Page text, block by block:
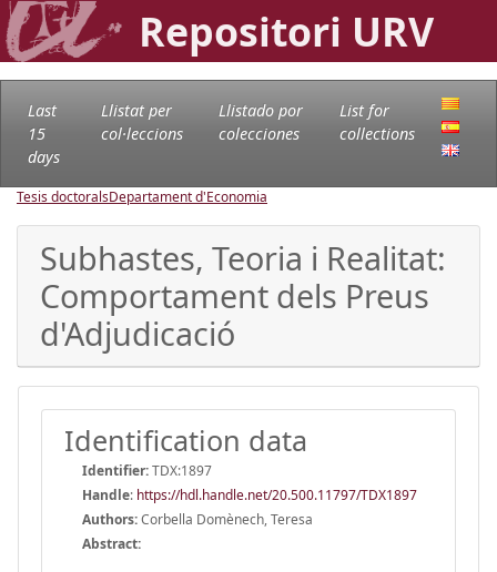
Repositori URV
Last
15
days
Llistat per
col·leccions
Llistado por
colecciones
List for
collections
Tesis doctoralsDepartament d'Economia
Subhastes, Teoria i Realitat:
Comportament dels Preus
d'Adjudicació
Identification data
Identifier:TDX:1897
Handle: https://hdl.handle.net/20.500.11797/TDX1897
Authors:Corbella Domènech, Teresa
Abstract: